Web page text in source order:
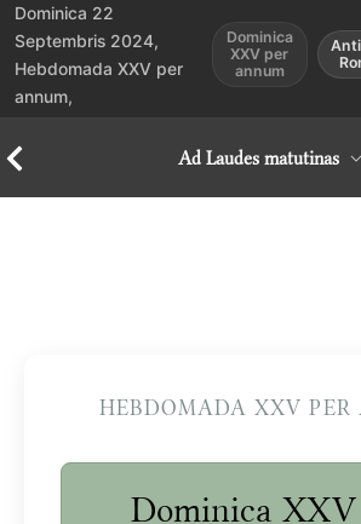
Dominica 22
Septembris 2024,
Hebdomada XXV per
annum,
Dominica
XXV per
annum
Ad Laudes matutinas
HEBDOMADA XXV PER
Dominica